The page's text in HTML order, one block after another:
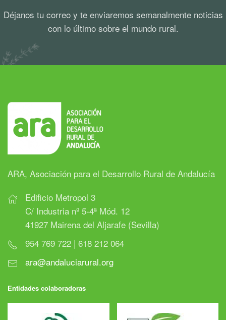
Déjanos tu correo y te enviaremos semanalmente noticias
con lo último sobre el mundo rural.
ARA, Asociación para el Desarrollo Rural de Andalucía
Edificio Metropol 3
C/ Industria nº 5-4ª Mód. 12
41927 Mairena del Aljarafe (Sevilla)
954 769 722 | 618 212 064
ara@andaluciarural.org
Entidades colaboradoras